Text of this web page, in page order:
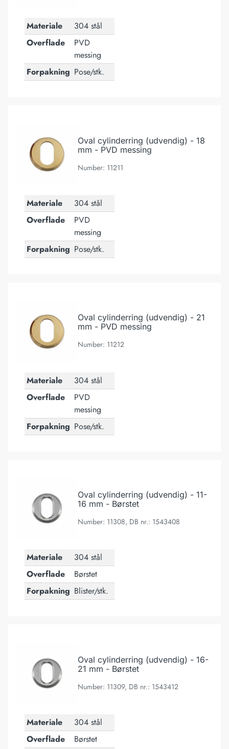
Materiale
304 stål
Overflade
PVD
messing
Forpakning Pose/stk.
Oval cylinderring (udvendig) - 18
mm - PVD messing
Number: 11211
Materiale
304 stål
Overflade
PVD
messing
Forpakning Pose/stk.
Oval cylinderring (udvendig) - 21
mm - PVD messing
Number: 11212
Materiale
304 stål
Overflade
PVD
messing
Forpakning Pose/stk.
Oval cylinderring (udvendig) - 11-
16 mm - Børstet
Number: 11308, DB nr.: 1543408
Materiale
304 stål
Overflade
Børstet
Forpakning Blister/stk.
Oval cylinderring (udvendig) - 16-
21 mm - Børstet
Number: 11309, DB nr.: 1543412
Materiale
304 stål
Overflade
Børstet